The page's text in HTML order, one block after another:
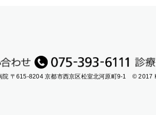
院 〒615-8204 京都市西京区松室北河原町9-1 © 2017